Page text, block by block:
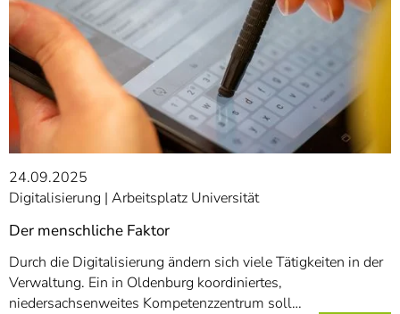
24.09.2025
Digitalisierung Arbeitsplatz Universität
Der menschliche Faktor
Durch die Digitalisierung ändern sich viele Tätigkeiten in der
Verwaltung. Ein in Oldenburg koordiniertes,
niedersachsenweites Kompetenzzentrum soll…